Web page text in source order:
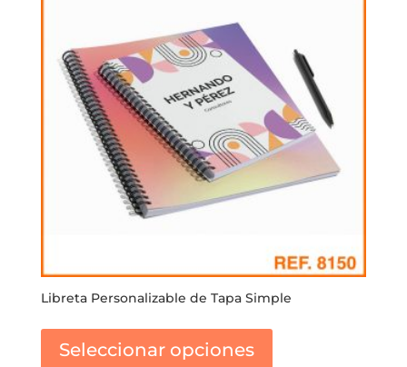
Libreta Personalizable de Tapa Simple
Seleccionar opciones